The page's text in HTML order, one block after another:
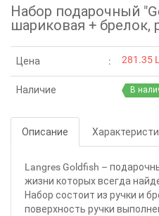
Набор подарочный
шариковая + брелок,
Цена 281.35
Наличие В
Описание
Langres Goldfish –
жизни которых всегда
Набор состоит из ручки и
поверхность ручки